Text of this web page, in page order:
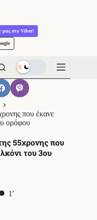
μας στο Viber!
που έκανε
ορόφου
55χρονης που
του 3ου
1′